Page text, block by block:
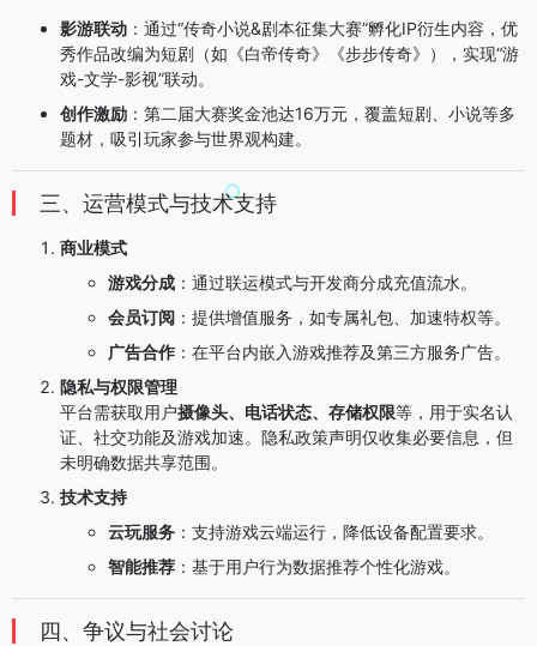
影游联动 ：通过“传奇小说&剧本征集大赛”孵化IP衍生内容，优
秀作品改编为短剧（如《白帝传奇》《步步传奇》），实现“游
戏-文学-影视”联动。
创作激励 ：第二届大赛奖金池达16万元，覆盖短剧、小说等多
题材，吸引玩家参与世界观构建。
三、运营模式与技术支持
商业模式
游戏分成 ：通过联运模式与开发商分成充值流水。
会员订阅 ：提供增值服务，如专属礼包、加速特权等。
广告合作 ：在平台内嵌入游戏推荐及第三方服务广告。
隐私与权限管理
平台需获取用户摄像头、电话状态、存储权限等，用于实名认
证、社交功能及游戏加速。隐私政策声明仅收集必要信息，但
未明确数据共享范围。
技术支持
云玩服务 ：支持游戏云端运行，降低设备配置要求。
智能推荐 ：基于用户行为数据推荐个性化游戏。
四、争议与社会讨论